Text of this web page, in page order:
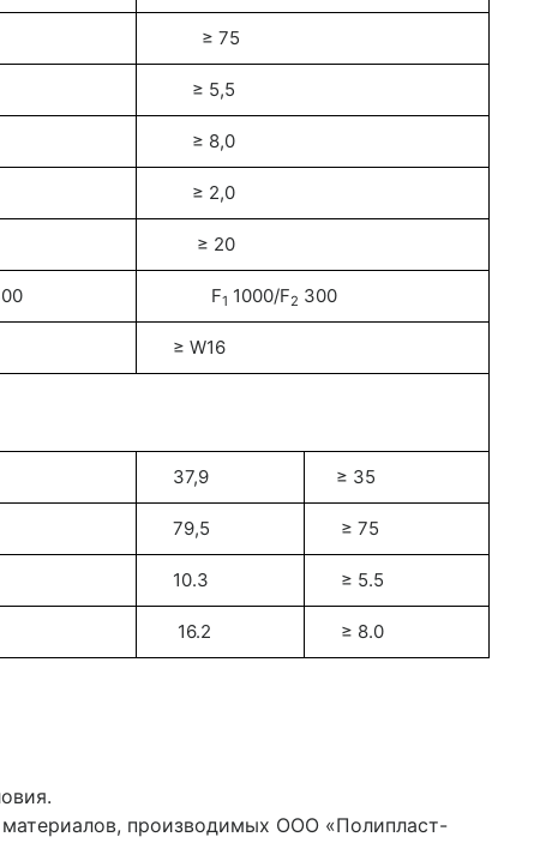
≥ 75
≥ 5,5
≥ 8,0
≥ 2,0
≥ 20
F1 1000/F2 300
≥ W16
37,9 ≥ 35
79,5 ≥ 75
10.3 ≥ 5.5
16.2 ≥ 8.0
производимых ООО «Полипласт-